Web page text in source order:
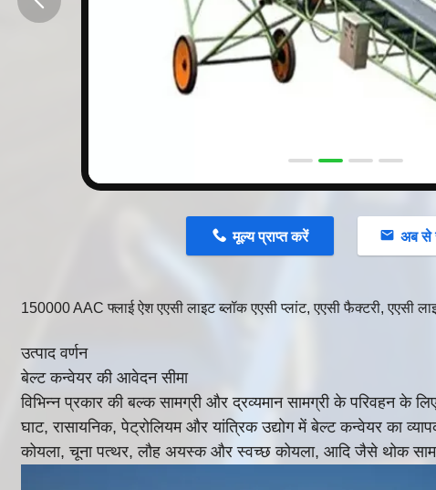
मूल्य प्राप्त करें अब से
150000 AAC फ्लाई ऐश एएसी लाइट ब्लॉक एएसी प्लांट, एएसी फैक्टरी, एएसी
उत्पाद वर्णन
बेल्ट कन्वेयर की आवेदन सीमा
विभिन्न प्रकार की बल्क सामग्री और द्रव्यमान सामग्री के परिवहन के
घाट, रासायनिक, पेट्रोलियम और यांत्रिक उद्योग में बेल्ट कन्वेयर का
कोयला, चूना पत्थर, लौह अयस्क और स्वच्छ कोयला, आदि जैसे थोक